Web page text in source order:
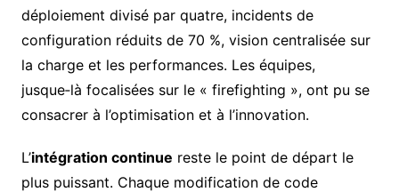
déploiement divisé par quatre, incidents de
configuration réduits de 70 %, vision centralisée sur
la charge et les performances. Les équipes,
jusque‑là focalisées sur le « firefighting », ont pu se
consacrer à l’optimisation et à l’innovation.
L’intégration continue reste le point de départ le
plus puissant. Chaque modification de code